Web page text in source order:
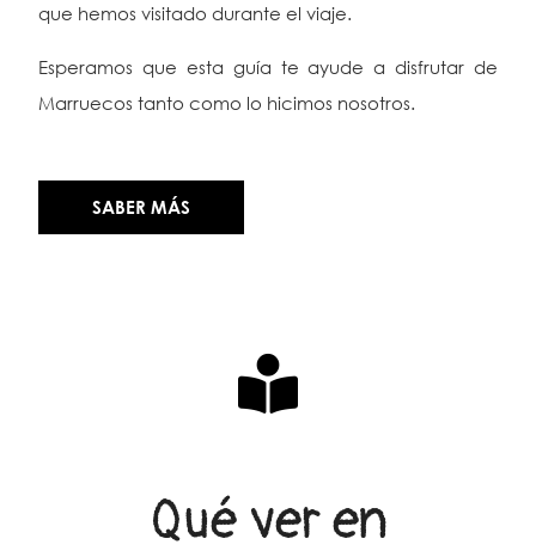
que hemos visitado durante el viaje.
Esperamos que esta guía te ayude a disfrutar de
Marruecos tanto como lo hicimos nosotros.
SABER MÁS
Qué ver en